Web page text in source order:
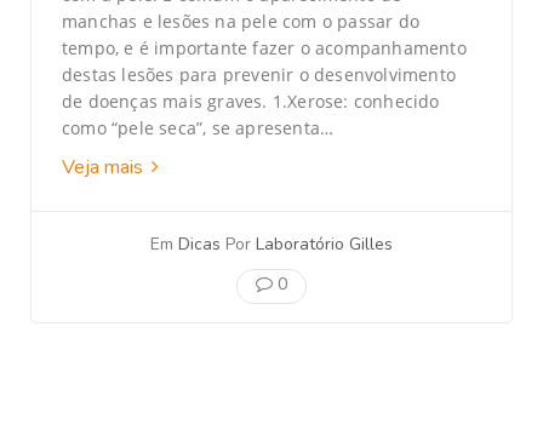
manchas e lesões na pele com o passar do
tempo, e é importante fazer o acompanhamento
destas lesões para prevenir o desenvolvimento
de doenças mais graves. 1.Xerose: conhecido
como “pele seca”, se apresenta…
Veja mais
Em Dicas Por Laboratório Gilles
0